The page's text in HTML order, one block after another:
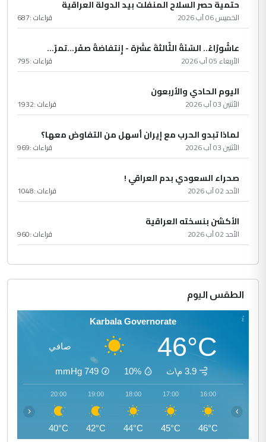
حتمية حصر السلاح المنفلت بيد الدولة العراقية
الخميس 06 آب 2026 قراءات :687
عاشُورْاءُ.. السّنَةُ الثّالثةَ عشَرَة - إِنتفاضةُ صفَر…تمرّ...
الأربعاء 05 آب 2026 قراءات :795
اليوم الحادي والأربعون
الأثنين 03 آب 2026 قراءات :1932
لماذا تبدو الحرب مع إيران أسهل من التفاوض معها؟
الأثنين 03 آب 2026 قراءات :969
صحراء السعودي بدم العراقي !
الأحد 02 آب 2026 قراءات :1048
الأكشن بنسخته العراقية
الأحد 02 آب 2026 قراءات :960
الطقس اليوم
Karbala Governorate
46°C صافي
3.9 م\ث 10%
749
mmHg
16:00
46°C
17:00
45°C
18:00
44°C
19:00
42°C
20:00
40°C
‹ ›